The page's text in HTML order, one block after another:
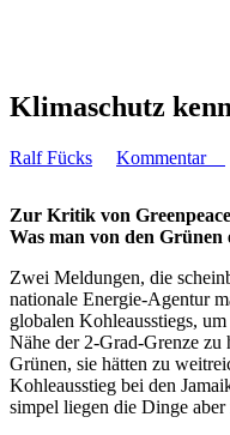
Klima­schutz
Ralf Fücks Kommentar
Zur Kritik von
Was man von den
Zwei Meldungen, die
na­tionale Energie-Agentur
globalen Kohle­aus­stiegs,
Nähe der 2‑Grad-Grenze
Grünen, sie hätten zu
Kohle­aus­stieg bei den
simpel liegen die Dinge aber